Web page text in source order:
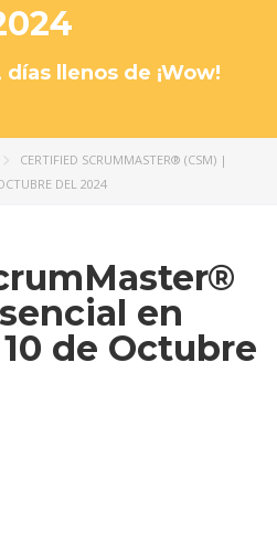
llenos de ¡Wow!
CERTIFIED SCRUMMASTER® (CSM) |
DEL 2024
en
de Octubre